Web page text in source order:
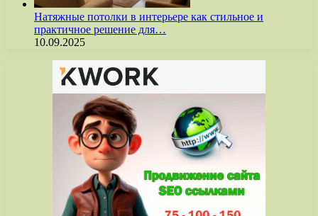
Натяжные потолки в интерьере как стильное и
практичное решение для…
10.09.2025